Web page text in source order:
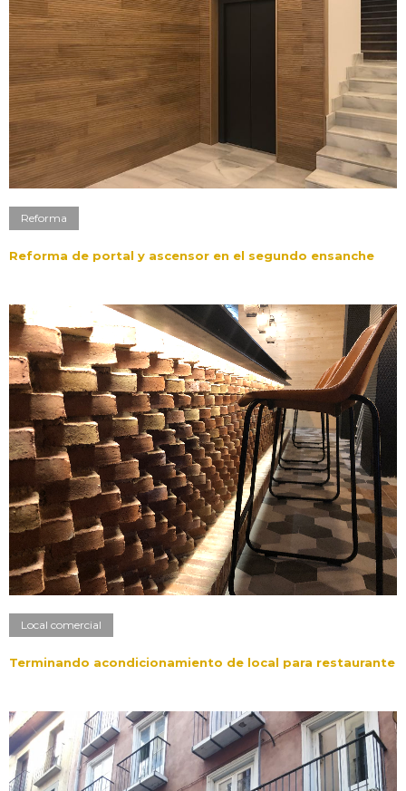
Reforma
Reforma de portal y ascensor en el segundo ensanche
Local comercial
Terminando acondicionamiento de local para restaurante